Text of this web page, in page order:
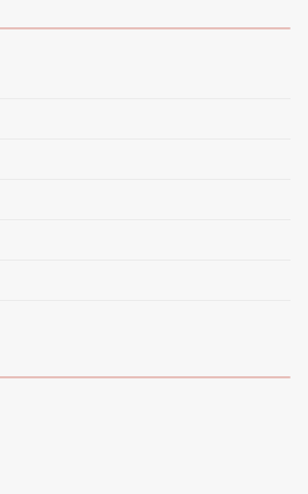
हिमालयन मेघा,हिमशिखर, पाराडाइज र
जनालाई विद्वत सम्मान